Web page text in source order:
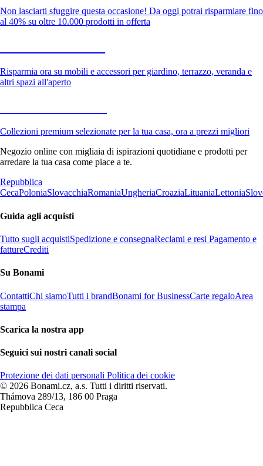
Non lasciarti sfuggire questa occasione! Da oggi potrai risparmiare fino
al 40% su oltre 10.000 prodotti in offerta
Risparmia ora su mobili e accessori per giardino, terrazzo, veranda e
altri spazi all'aperto
Collezioni premium selezionate per la tua casa, ora a prezzi migliori
Negozio online con migliaia di ispirazioni quotidiane e prodotti per
arredare la tua casa come piace a te.
Repubblica
CecaPoloniaSlovacchiaRomaniaUngheriaCroaziaLituaniaLettonia
Guida agli acquisti
Tutto sugli acquistiSpedizione e consegnaReclami e resi Pagamento e
fattureCrediti
Su Bonami
ContattiChi siamoTutti i brandBonami for BusinessCarte regaloArea
stampa
Scarica la nostra app
Seguici sui nostri canali social
Protezione dei dati personali Politica dei cookie
© 2026 Bonami.cz, a.s. Tutti i diritti riservati.
Thámova 289/13, 186 00 Praga
Repubblica Ceca